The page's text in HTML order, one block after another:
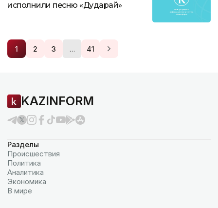
исполнили песню «Дударай»
1 2 3 … 41
KAZINFORM
Разделы
Происшествия
Политика
Аналитика
Экономика
В мире